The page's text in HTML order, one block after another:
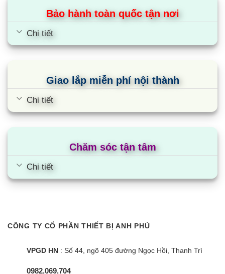
cánh inverter
Bảo hành toàn quốc tận nơi
Chi tiết
Giao lắp miễn phí nội thành
Chi tiết
Chăm sóc tận tâm
Chi tiết
CÔNG TY CỔ PHẦN THIẾT BỊ ANH PHÚ
VPGD HN : Số 44, ngõ 405 đường Ngọc Hồi, Thanh Trì
0982.069.704